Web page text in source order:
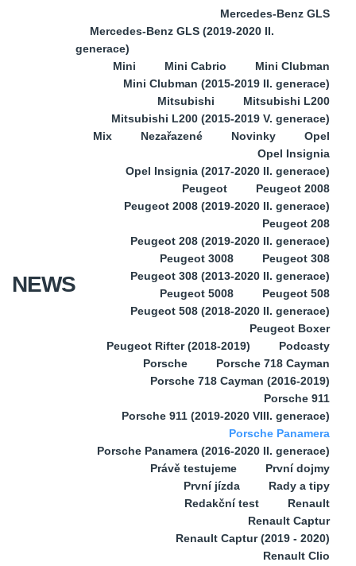
NEWS
Mercedes-Benz GLS
Mercedes-Benz GLS (2019-2020 II.
generace)
Mini
Mini Cabrio
Mini Clubman
Mini Clubman (2015-2019 II. generace)
Mitsubishi
Mitsubishi L200
Mitsubishi L200 (2015-2019 V. generace)
Mix
Nezařazené Novinky
Opel
Opel Insignia
Opel Insignia (2017-2020 II. generace)
Peugeot
Peugeot 2008
Peugeot 2008 (2019-2020 II. generace)
Peugeot 208
Peugeot 208 (2019-2020 II. generace)
Peugeot 3008
Peugeot 308
Peugeot 308 (2013-2020 II. generace)
Peugeot 5008
Peugeot 508
Peugeot 508 (2018-2020 II. generace)
Peugeot Boxer
Peugeot Rifter (2018-2019)
Podcasty
Porsche
Porsche 718 Cayman
Porsche 718 Cayman (2016-2019)
Porsche 911
Porsche 911 (2019-2020 VIII. generace)
Porsche Panamera
Porsche Panamera (2016-2020 II. generace)
Právě testujeme
První dojmy
První jízda
Rady a tipy
Redakční test
Renault
Renault Captur
Renault Captur (2019 - 2020)
Renault Clio